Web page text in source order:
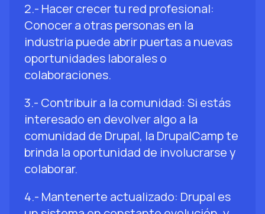
2.- Hacer crecer tu red profesional:
Conocer a otras personas en la
industria puede abrir puertas a nuevas
oportunidades laborales o
colaboraciones.
3.- Contribuir a la comunidad: Si estás
interesado en devolver algo a la
comunidad de Drupal, la DrupalCamp te
brinda la oportunidad de involucrarse y
colaborar.
4.- Mantenerte actualizado: Drupal es